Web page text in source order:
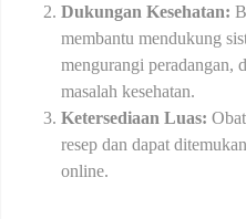
Dukungan Kesehatan:
membantu mendukung
mengurangi peradangan,
masalah kesehatan.
Ketersediaan Luas:
resep dan dapat
online.